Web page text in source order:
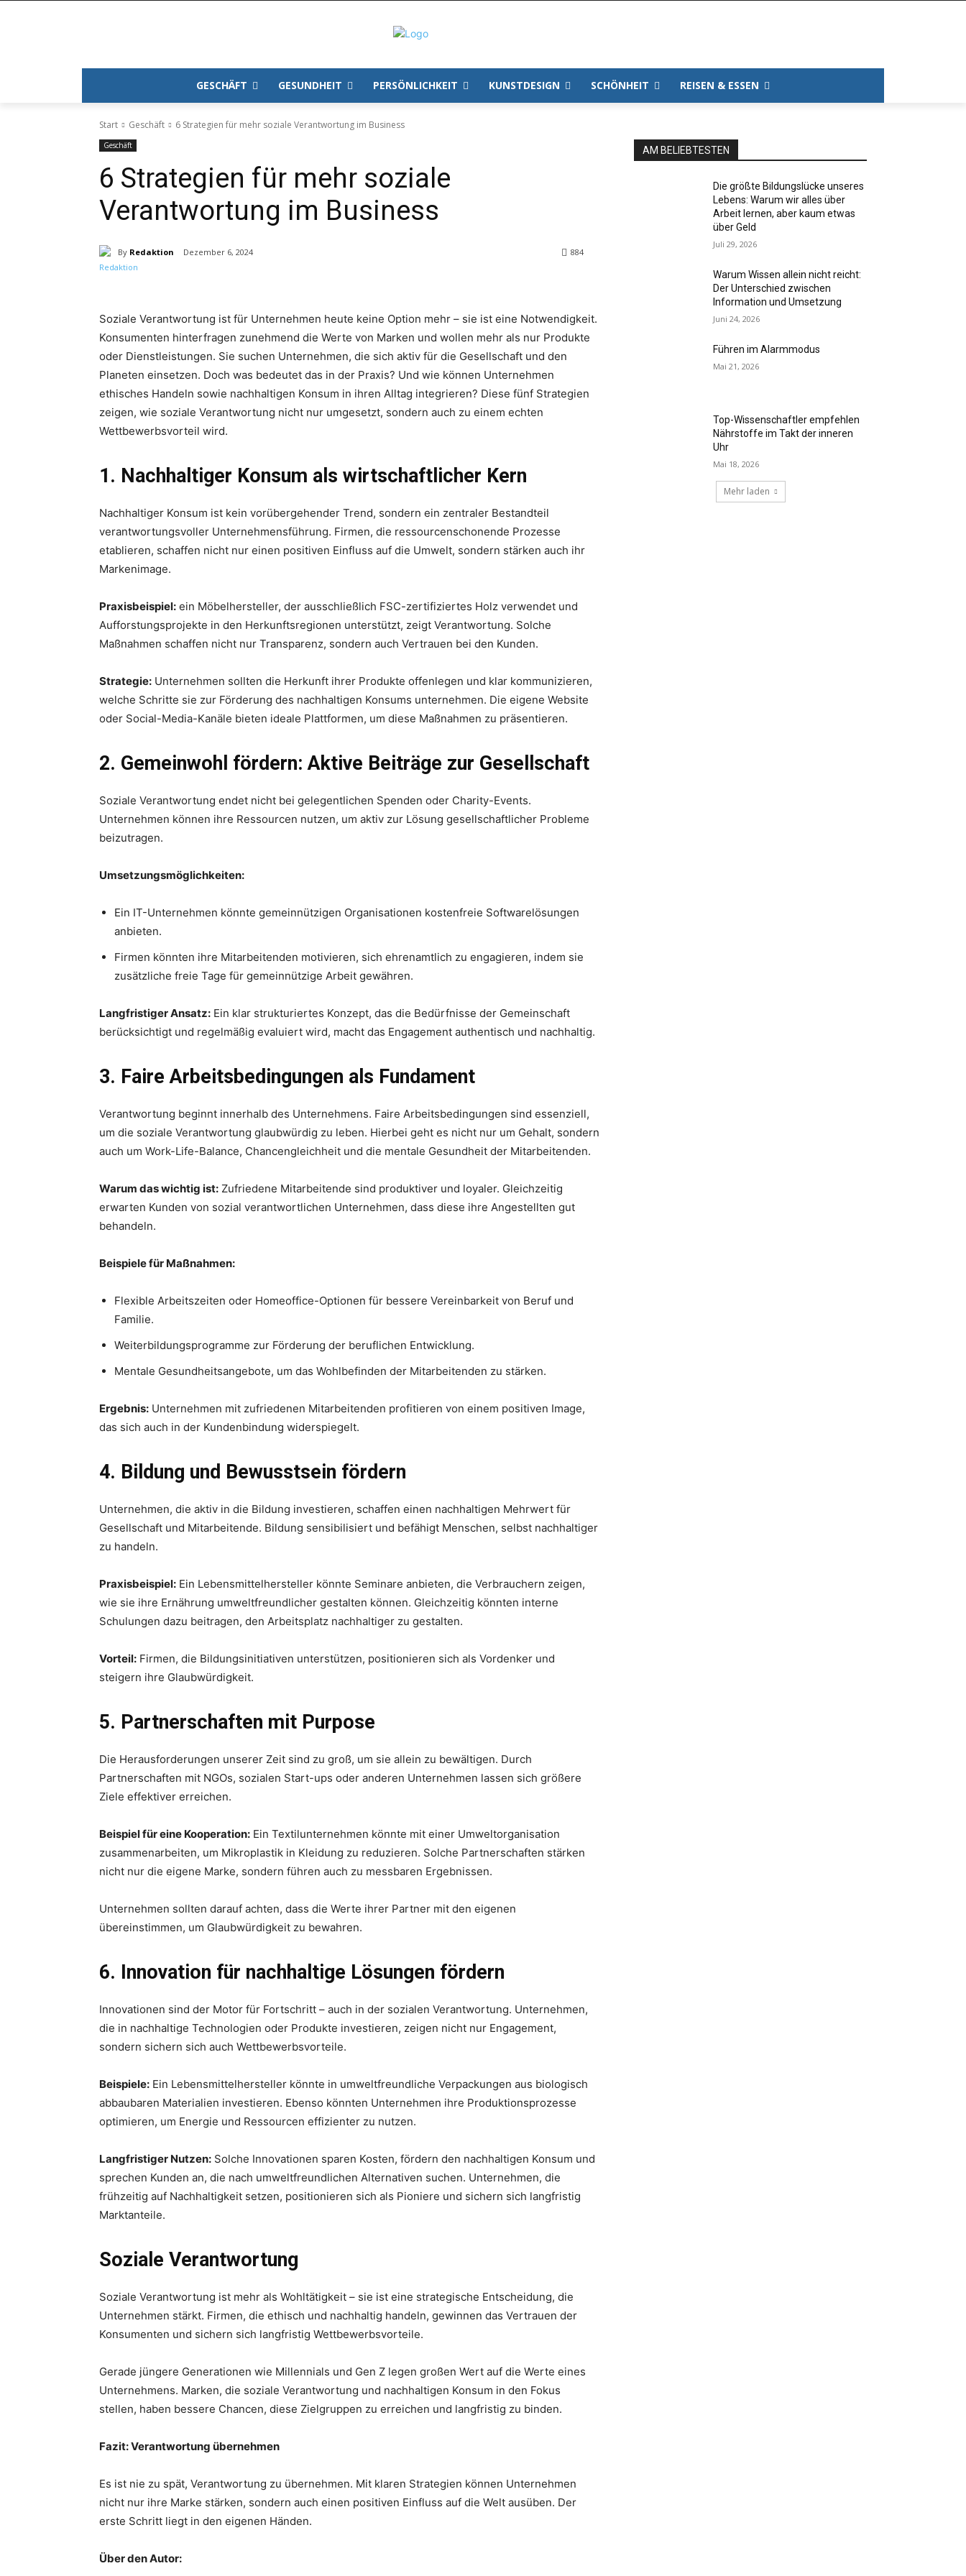
GESCHÄFT GESUNDHEIT PERSÖNLICHKEIT KUNSTDESIGN SCHÖNHEIT REISEN & ESSEN
Start Geschäft 6 Strategien für mehr soziale Verantwortung im Business
Geschäft
6 Strategien für mehr soziale
Verantwortung im Business
By Redaktion Dezember 6, 2024 884
Soziale Verantwortung ist für Unternehmen heute keine Option mehr – sie ist eine Notwendigkeit.
Konsumenten hinterfragen zunehmend die Werte von Marken und wollen mehr als nur Produkte
oder Dienstleistungen. Sie suchen Unternehmen, die sich aktiv für die Gesellschaft und den
Planeten einsetzen. Doch was bedeutet das in der Praxis? Und wie können Unternehmen
ethisches Handeln sowie nachhaltigen Konsum in ihren Alltag integrieren? Diese fünf Strategien
zeigen, wie soziale Verantwortung nicht nur umgesetzt, sondern auch zu einem echten
Wettbewerbsvorteil wird.
1. Nachhaltiger Konsum als wirtschaftlicher Kern
Nachhaltiger Konsum ist kein vorübergehender Trend, sondern ein zentraler Bestandteil
verantwortungsvoller Unternehmensführung. Firmen, die ressourcenschonende Prozesse
etablieren, schaffen nicht nur einen positiven Einfluss auf die Umwelt, sondern stärken auch ihr
Markenimage.
Praxisbeispiel: ein Möbelhersteller, der ausschließlich FSC-zertifiziertes Holz verwendet und
Aufforstungsprojekte in den Herkunftsregionen unterstützt, zeigt Verantwortung. Solche
Maßnahmen schaffen nicht nur Transparenz, sondern auch Vertrauen bei den Kunden.
Strategie: Unternehmen sollten die Herkunft ihrer Produkte offenlegen und klar kommunizieren,
welche Schritte sie zur Förderung des nachhaltigen Konsums unternehmen. Die eigene Website
oder Social-Media-Kanäle bieten ideale Plattformen, um diese Maßnahmen zu präsentieren.
2. Gemeinwohl fördern: Aktive Beiträge zur Gesellschaft
Soziale Verantwortung endet nicht bei gelegentlichen Spenden oder Charity-Events.
Unternehmen können ihre Ressourcen nutzen, um aktiv zur Lösung gesellschaftlicher Probleme
beizutragen.
Umsetzungsmöglichkeiten:
Ein IT-Unternehmen könnte gemeinnützigen Organisationen kostenfreie Softwarelösungen
anbieten.
Firmen könnten ihre Mitarbeitenden motivieren, sich ehrenamtlich zu engagieren, indem sie
zusätzliche freie Tage für gemeinnützige Arbeit gewähren.
Langfristiger Ansatz: Ein klar strukturiertes Konzept, das die Bedürfnisse der Gemeinschaft
berücksichtigt und regelmäßig evaluiert wird, macht das Engagement authentisch und nachhaltig.
3. Faire Arbeitsbedingungen als Fundament
Verantwortung beginnt innerhalb des Unternehmens. Faire Arbeitsbedingungen sind essenziell,
um die soziale Verantwortung glaubwürdig zu leben. Hierbei geht es nicht nur um Gehalt, sondern
auch um Work-Life-Balance, Chancengleichheit und die mentale Gesundheit der Mitarbeitenden.
Warum das wichtig ist: Zufriedene Mitarbeitende sind produktiver und loyaler. Gleichzeitig
erwarten Kunden von sozial verantwortlichen Unternehmen, dass diese ihre Angestellten gut
behandeln.
Beispiele für Maßnahmen:
Flexible Arbeitszeiten oder Homeoffice-Optionen für bessere Vereinbarkeit von Beruf und
Familie.
Weiterbildungsprogramme zur Förderung der beruflichen Entwicklung.
Mentale Gesundheitsangebote, um das Wohlbefinden der Mitarbeitenden zu stärken.
Ergebnis: Unternehmen mit zufriedenen Mitarbeitenden profitieren von einem positiven Image,
das sich auch in der Kundenbindung widerspiegelt.
4. Bildung und Bewusstsein fördern
Unternehmen, die aktiv in die Bildung investieren, schaffen einen nachhaltigen Mehrwert für
Gesellschaft und Mitarbeitende. Bildung sensibilisiert und befähigt Menschen, selbst nachhaltiger
zu handeln.
Praxisbeispiel: Ein Lebensmittelhersteller könnte Seminare anbieten, die Verbrauchern zeigen,
wie sie ihre Ernährung umweltfreundlicher gestalten können. Gleichzeitig könnten interne
Schulungen dazu beitragen, den Arbeitsplatz nachhaltiger zu gestalten.
Vorteil: Firmen, die Bildungsinitiativen unterstützen, positionieren sich als Vordenker und
steigern ihre Glaubwürdigkeit.
5. Partnerschaften mit Purpose
Die Herausforderungen unserer Zeit sind zu groß, um sie allein zu bewältigen. Durch
Partnerschaften mit NGOs, sozialen Start-ups oder anderen Unternehmen lassen sich größere
Ziele effektiver erreichen.
Beispiel für eine Kooperation: Ein Textilunternehmen könnte mit einer Umweltorganisation
zusammenarbeiten, um Mikroplastik in Kleidung zu reduzieren. Solche Partnerschaften stärken
nicht nur die eigene Marke, sondern führen auch zu messbaren Ergebnissen.
Unternehmen sollten darauf achten, dass die Werte ihrer Partner mit den eigenen
übereinstimmen, um Glaubwürdigkeit zu bewahren.
6. Innovation für nachhaltige Lösungen fördern
Innovationen sind der Motor für Fortschritt – auch in der sozialen Verantwortung. Unternehmen,
die in nachhaltige Technologien oder Produkte investieren, zeigen nicht nur Engagement,
sondern sichern sich auch Wettbewerbsvorteile.
Beispiele: Ein Lebensmittelhersteller könnte in umweltfreundliche Verpackungen aus biologisch
abbaubaren Materialien investieren. Ebenso könnten Unternehmen ihre Produktionsprozesse
optimieren, um Energie und Ressourcen effizienter zu nutzen.
Langfristiger Nutzen: Solche Innovationen sparen Kosten, fördern den nachhaltigen Konsum und
sprechen Kunden an, die nach umweltfreundlichen Alternativen suchen. Unternehmen, die
frühzeitig auf Nachhaltigkeit setzen, positionieren sich als Pioniere und sichern sich langfristig
Marktanteile.
Soziale Verantwortung
Soziale Verantwortung ist mehr als Wohltätigkeit – sie ist eine strategische Entscheidung, die
Unternehmen stärkt. Firmen, die ethisch und nachhaltig handeln, gewinnen das Vertrauen der
Konsumenten und sichern sich langfristig Wettbewerbsvorteile.
Gerade jüngere Generationen wie Millennials und Gen Z legen großen Wert auf die Werte eines
Unternehmens. Marken, die soziale Verantwortung und nachhaltigen Konsum in den Fokus
stellen, haben bessere Chancen, diese Zielgruppen zu erreichen und langfristig zu binden.
Fazit: Verantwortung übernehmen
Es ist nie zu spät, Verantwortung zu übernehmen. Mit klaren Strategien können Unternehmen
nicht nur ihre Marke stärken, sondern auch einen positiven Einfluss auf die Welt ausüben. Der
erste Schritt liegt in den eigenen Händen.
Über den Autor:
AM BELIEBTESTEN
Die größte Bildungslücke unseres
Lebens: Warum wir alles über
Arbeit lernen, aber kaum etwas
über Geld
Juli 29, 2026
Warum Wissen allein nicht reicht:
Der Unterschied zwischen
Information und Umsetzung
Juni 24, 2026
Führen im Alarmmodus
Mai 21, 2026
Top-Wissenschaftler empfehlen
Nährstoffe im Takt der inneren
Uhr
Mai 18, 2026
Mehr laden